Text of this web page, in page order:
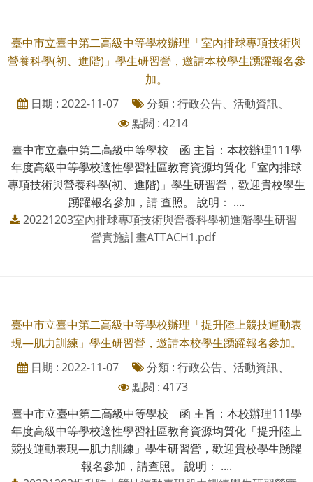
臺中市立臺中第二高級中等學校辦理「室內排球專項技術與
營養科學(初、進階)」學生研習營，邀請本校學生踴躍報名參
加。
日期 : 2022-11-07
分類 : 行政公告、活動資訊、
點閱 : 4214
臺中市立臺中第二高級中等學校 函 主旨：本校辦理111學
年度高級中等學校適性學習社區教育資源均質化「室內排球
專項技術與營養科學(初、進階)」學生研習營，歡迎貴校學生
踴躍報名參加，請 查照。 說明： ....
20221203室內排球專項技術與營養科學初進階學生研習
營實施計畫ATTACH1.pdf
臺中市立臺中第二高級中等學校辦理「提升陸上競技運動表
現—肌力訓練」學生研習營，邀請本校學生踴躍報名參加。
日期 : 2022-11-07
分類 : 行政公告、活動資訊、
點閱 : 4173
臺中市立臺中第二高級中等學校 函 主旨：本校辦理111學
年度高級中等學校適性學習社區教育資源均質化「提升陸上
競技運動表現—肌力訓練」學生研習營，歡迎貴校學生踴躍
報名參加，請查照。 說明： ....